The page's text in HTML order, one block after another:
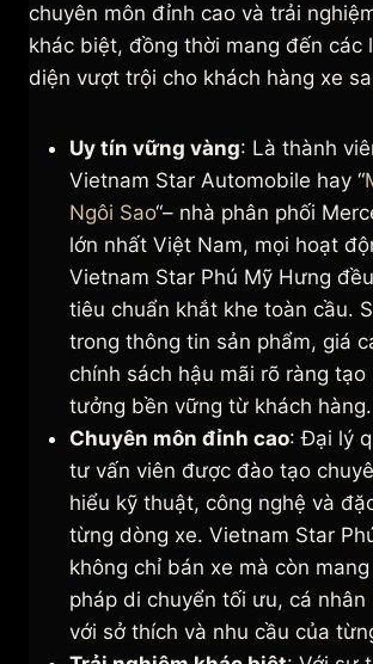
chuyên môn đỉnh cao và trải
khác biệt, đồng thời mang đến các
diện vượt trội cho khách hàng xe
Uy tín vững vàng: Là thành
Vietnam Star Automobile hay “
Ngôi Sao“– nhà phân phối
lớn nhất Việt Nam, mọi hoạt
Vietnam Star Phú Mỹ Hưng
tiêu chuẩn khắt khe toàn cầu.
trong thông tin sản phẩm, giá
chính sách hậu mãi rõ ràng tạo
tưởng bền vững từ khách hàng.
Chuyên môn đỉnh cao: Đại lý
tư vấn viên được đào tạo
hiểu kỹ thuật, công nghệ và
từng dòng xe. Vietnam Star
không chỉ bán xe mà còn
pháp di chuyển tối ưu, cá nhân
với sở thích và nhu cầu của